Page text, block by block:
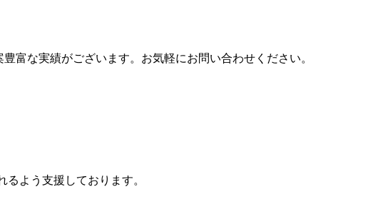
富な実績がございます。お気軽にお問い合わせください。
よう支援しております。